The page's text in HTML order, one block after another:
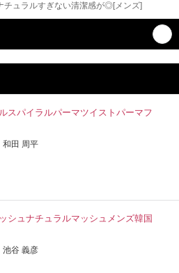
チュラルすぎない清潔感が◎[メンズ]
スパイラルパーマツイストパーマフ
和田 周平
シュナチュラルマッシュメンズ韓国
池谷 義彦